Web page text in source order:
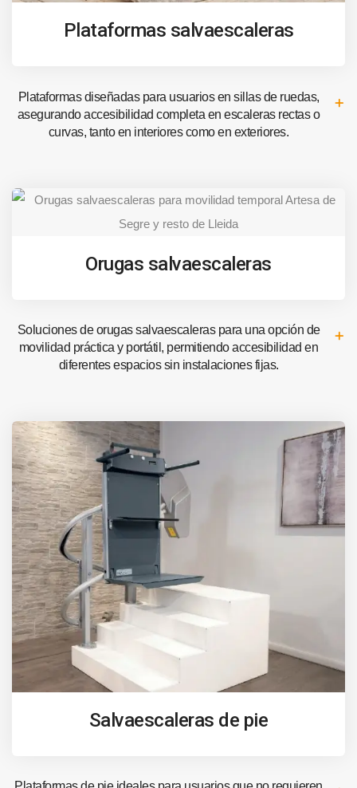
Plataformas salvaescaleras
Plataformas diseñadas para usuarios en sillas de ruedas,
asegurando accesibilidad completa en escaleras rectas o
curvas, tanto en interiores como en exteriores.
Orugas salvaescaleras
Soluciones de orugas salvaescaleras para una opción de
movilidad práctica y portátil, permitiendo accesibilidad en
diferentes espacios sin instalaciones fijas.
Salvaescaleras de pie